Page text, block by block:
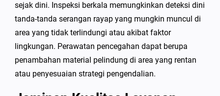
sejak dini. Inspeksi berkala memungkinkan deteksi dini
tanda-tanda serangan rayap yang mungkin muncul di
area yang tidak terlindungi atau akibat faktor
lingkungan. Perawatan pencegahan dapat berupa
penambahan material pelindung di area yang rentan
atau penyesuaian strategi pengendalian.